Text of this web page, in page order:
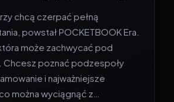
chcą czerpać pełną
powstał POCKETBOOK Era.
może zachwycać pod
Chcesz poznać podzespoły
i najważniejsze
można wyciągnąć z…